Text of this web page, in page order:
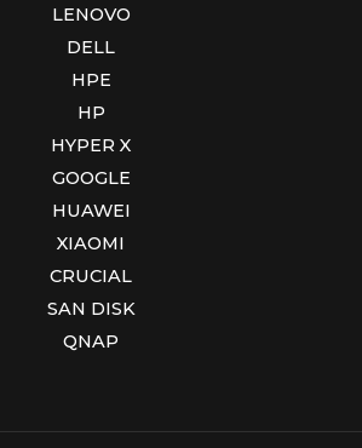
LENOVO
DELL
HPE
HP
HYPER X
GOOGLE
HUAWEI
XIAOMI
CRUCIAL
SAN DISK
QNAP